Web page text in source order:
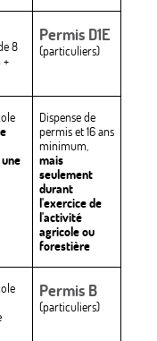
8
+
Permis D1E
(particuliers)
Dispense de
permis et 16 ans
minimum,
mais
seulement
durant
l'exercice de
l'activité
agricole ou
forestière
Permis B
(particuliers)